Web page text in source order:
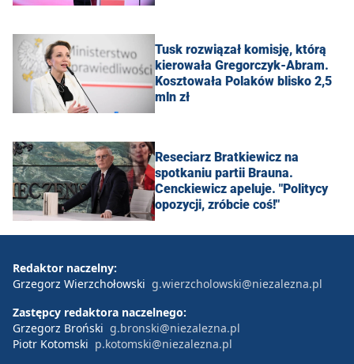
Tusk rozwiązał komisję, którą
kierowała Gregorczyk-Abram.
Kosztowała Polaków blisko 2,5
mln zł
Reseciarz Bratkiewicz na
spotkaniu partii Brauna.
Cenckiewicz apeluje. "Politycy
opozycji, zróbcie coś!"
Redaktor naczelny:
Grzegorz Wierzchołowski g.wierzcholowski@niezalezna.pl
Zastępcy redaktora naczelnego:
Grzegorz Broński g.bronski@niezalezna.pl
Piotr Kotomski p.kotomski@niezalezna.pl